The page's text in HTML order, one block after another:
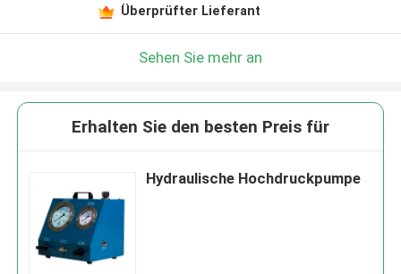
Überprüfter Lieferant
Sehen Sie mehr an
Erhalten Sie den besten Preis für
Hydraulische Hochdruckpumpe